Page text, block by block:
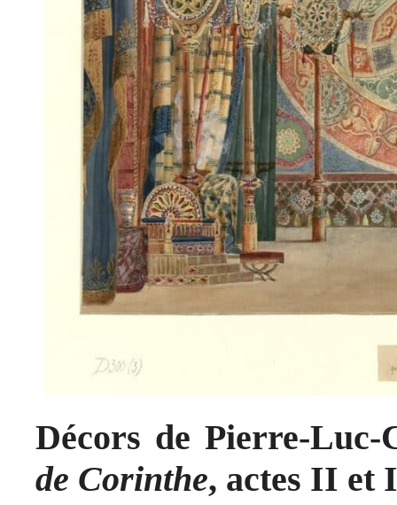
Décors de Pierre-
de Corinthe, actes II et